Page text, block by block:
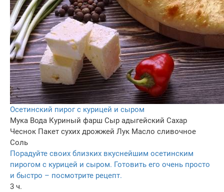
Осетинский пирог с курицей и сыром
Мука Вода Куриный фарш Сыр адыгейский Сахар
Чеснок Пакет сухих дрожжей Лук Масло сливочное
Соль
Порадуйте своих близких вкуснейшим осетинским
пирогом с курицей и сыром. Готовить его очень просто
и быстро – посмотрите рецепт.
3 ч.